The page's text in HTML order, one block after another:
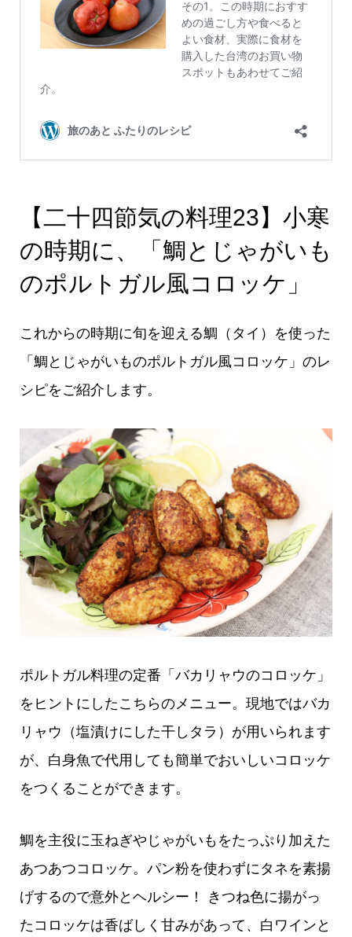
【二十四節気の料理23】小寒
の時期に、「鯛とじゃがいも
のポルトガル風コロッケ」
これからの時期に旬を迎える鯛（タイ）を使った
「鯛とじゃがいものポルトガル風コロッケ」のレ
シピをご紹介します。
ポルトガル料理の定番「バカリャウのコロッケ」
をヒントにしたこちらのメニュー。現地ではバカ
リャウ（塩漬けにした干しタラ）が用いられます
が、白身魚で代用しても簡単でおいしいコロッケ
をつくることができます。
鯛を主役に玉ねぎやじゃがいもをたっぷり加えた
あつあつコロッケ。パン粉を使わずにタネを素揚
げするので意外とヘルシー！ きつね色に揚がっ
たコロッケは香ばしく甘みがあって、白ワインと